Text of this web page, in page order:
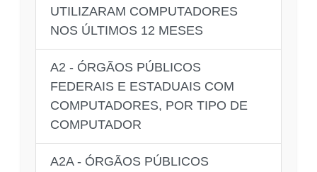
UTILIZARAM COMPUTADORES
NOS ÚLTIMOS 12 MESES
A2 - ÓRGÃOS PÚBLICOS
FEDERAIS E ESTADUAIS COM
COMPUTADORES, POR TIPO DE
COMPUTADOR
A2A - ÓRGÃOS PÚBLICOS